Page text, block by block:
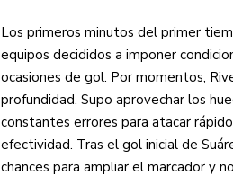
Los primeros minutos del primer
equipos decididos a imponer
ocasiones de gol. Por momentos,
profundidad. Supo aprovechar los
constantes errores para atacar
efectividad. Tras el gol inicial de
chances para ampliar el marcador y